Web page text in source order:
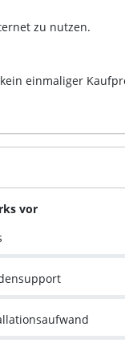
zu nutzen.
einmaliger
vor